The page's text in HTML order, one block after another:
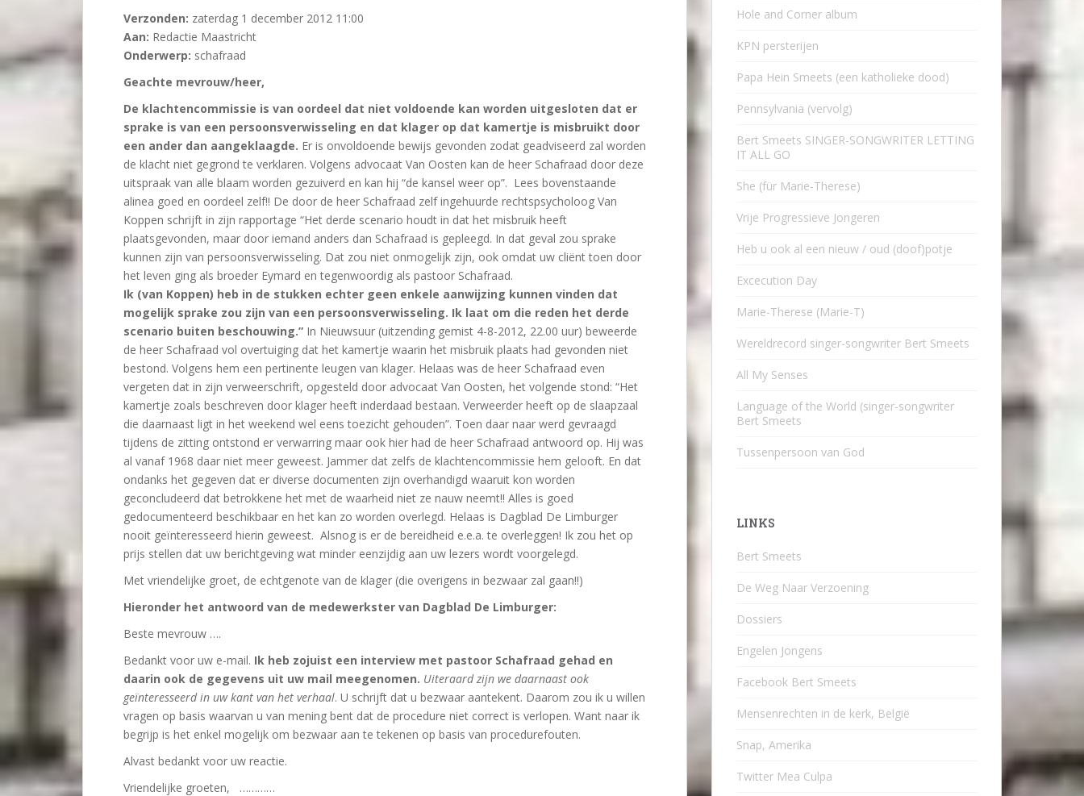
Verzonden: zaterdag 1 december 2012 11:00
Aan: Redactie Maastricht
Onderwerp: schafraad
Geachte mevrouw/heer,
De klachtencommissie is van oordeel dat niet voldoende kan worden uitgesloten dat er
sprake is van een persoonsverwisseling en dat klager op dat kamertje is misbruikt door
een ander dan aangeklaagde. Er is onvoldoende bewijs gevonden zodat geadviseerd zal worden
de klacht niet gegrond te verklaren. Volgens advocaat Van Oosten kan de heer Schafraad door deze
uitspraak van alle blaam worden gezuiverd en kan hij “de kansel weer op”. Lees bovenstaande
alinea goed en oordeel zelf!! De door de heer Schafraad zelf ingehuurde rechtspsycholoog Van
Koppen schrijft in zijn rapportage “Het derde scenario houdt in dat het misbruik heeft
plaatsgevonden, maar door iemand anders dan Schafraad is gepleegd. In dat geval zou sprake
kunnen zijn van persoonsverwisseling. Dat zou niet onmogelijk zijn, ook omdat uw cliënt toen door
het leven ging als broeder Eymard en tegenwoordig als pastoor Schafraad.
Ik (van Koppen) heb in de stukken echter geen enkele aanwijzing kunnen vinden dat
mogelijk sprake zou zijn van een persoonsverwisseling. Ik laat om die reden het derde
scenario buiten beschouwing.” In Nieuwsuur (uitzending gemist 4-8-2012, 22.00 uur) beweerde
de heer Schafraad vol overtuiging dat het kamertje waarin het misbruik plaats had gevonden niet
bestond. Volgens hem een pertinente leugen van klager. Helaas was de heer Schafraad even
vergeten dat in zijn verweerschrift, opgesteld door advocaat Van Oosten, het volgende stond: “Het
kamertje zoals beschreven door klager heeft inderdaad bestaan. Verweerder heeft op de slaapzaal
die daarnaast ligt in het weekend wel eens toezicht gehouden”. Toen daar naar werd gevraagd
tijdens de zitting ontstond er verwarring maar ook hier had de heer Schafraad antwoord op. Hij was
al vanaf 1968 daar niet meer geweest. Jammer dat zelfs de klachtencommissie hem gelooft. En dat
ondanks het gegeven dat er diverse documenten zijn overhandigd waaruit kon worden
geconcludeerd dat betrokkene het met de waarheid niet ze nauw neemt!! Alles is goed
gedocumenteerd beschikbaar en het kan zo worden overlegd. Helaas is Dagblad De Limburger
nooit geïnteresseerd hierin geweest. Alsnog is er de bereidheid e.e.a. te overleggen! Ik zou het op
prijs stellen dat uw berichtgeving wat minder eenzijdig aan uw lezers wordt voorgelegd.
Met vriendelijke groet, de echtgenote van de klager (die overigens in bezwaar zal gaan!!)
Hieronder het antwoord van de medewerkster van Dagblad De Limburger:
Beste mevrouw ….
Bedankt voor uw e-mail. Ik heb zojuist een interview met pastoor Schafraad gehad en
daarin ook de gegevens uit uw mail meegenomen. Uiteraard zijn we daarnaast ook
geïnteresseerd in uw kant van het verhaal. U schrijft dat u bezwaar aantekent. Daarom zou ik u willen
vragen op basis waarvan u van mening bent dat de procedure niet correct is verlopen. Want naar ik
begrijp is het enkel mogelijk om bezwaar aan te tekenen op basis van procedurefouten.
Alvast bedankt voor uw reactie.
Vriendelijke groeten, …………
Hole and Corner album
KPN persterijen
Papa Hein Smeets (een katholieke dood)
Pennsylvania (vervolg)
Bert Smeets SINGER-SONGWRITER LETTING
IT ALL GO
She (für Marie-Therese)
Vrije Progressieve Jongeren
Heb u ook al een nieuw / oud (doof)potje
Excecution Day
Marie-Therese (Marie-T)
Wereldrecord singer-songwriter Bert Smeets
All My Senses
Language of the World (singer-songwriter
Bert Smeets
Tussenpersoon van God
LINKS
Bert Smeets
De Weg Naar Verzoening
Dossiers
Engelen Jongens
Facebook Bert Smeets
Mensenrechten in de kerk, België
Snap, Amerika
Twitter Mea Culpa